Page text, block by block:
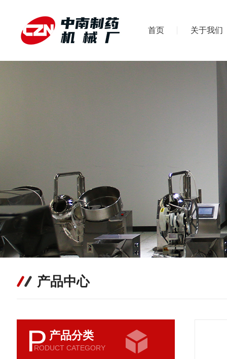
首页 关于我们
产品中心
P 产品分类
RODUCT CATEGORY